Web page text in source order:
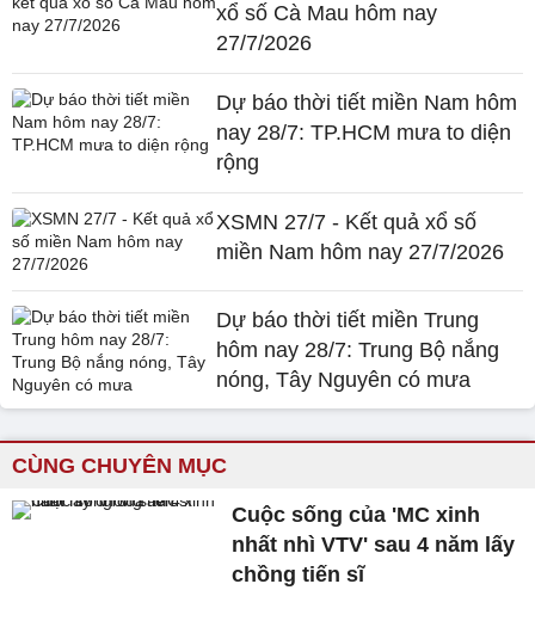
xổ số Cà Mau hôm nay
27/7/2026
Dự báo thời tiết miền Nam hôm
nay 28/7: TP.HCM mưa to diện
rộng
XSMN 27/7 - Kết quả xổ số
miền Nam hôm nay 27/7/2026
Dự báo thời tiết miền Trung
hôm nay 28/7: Trung Bộ nắng
nóng, Tây Nguyên có mưa
CÙNG CHUYÊN MỤC
Cuộc sống của 'MC xinh
nhất nhì VTV' sau 4 năm lấy
chồng tiến sĩ